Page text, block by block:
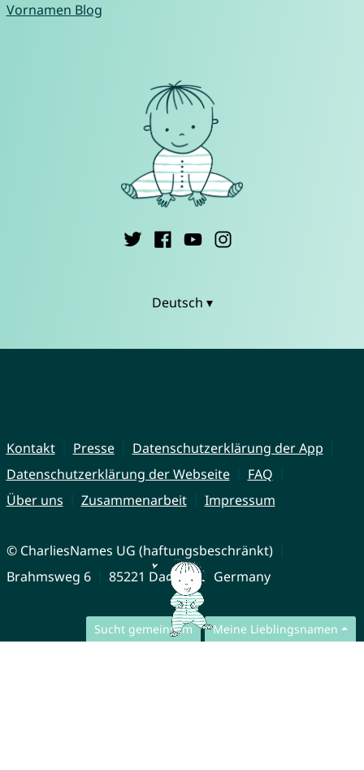
Sucht gemeinsam Meine Lieblingsnamen
Vornamen Blog
Deutsch ▾
Kontakt Presse
Datenschutzerklärung der App
Datenschutzerklärung der Webseite
FAQ
Über uns
Zusammenarbeit Impressum
© CharliesNames UG (haftungsbeschränkt)
Brahmsweg 6
85221 Dachau Germany